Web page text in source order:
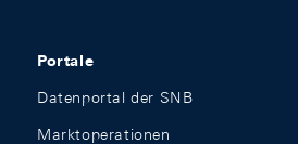
Portale
Datenportal der SNB
Marktoperationen